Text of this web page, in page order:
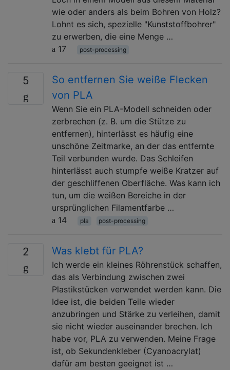
wie oder anders als beim Bohren von Holz?
Lohnt es sich, spezielle "Kunststoffbohrer"
zu erwerben, die eine Menge …
17
post-processing
5
So entfernen Sie weiße Flecken
von PLA
Wenn Sie ein PLA-Modell schneiden oder
zerbrechen (z. B. um die Stütze zu
entfernen), hinterlässt es häufig eine
unschöne Zeitmarke, an der das entfernte
Teil verbunden wurde. Das Schleifen
hinterlässt auch stumpfe weiße Kratzer auf
der geschliffenen Oberfläche. Was kann ich
tun, um die weißen Bereiche in der
ursprünglichen Filamentfarbe …
14
pla post-processing
2 Was klebt für PLA?
Ich werde ein kleines Röhrenstück schaffen,
das als Verbindung zwischen zwei
Plastikstücken verwendet werden kann. Die
Idee ist, die beiden Teile wieder
anzubringen und Stärke zu verleihen, damit
sie nicht wieder auseinander brechen. Ich
habe vor, PLA zu verwenden. Meine Frage
ist, ob Sekundenkleber (Cyanoacrylat)
dafür am besten geeignet ist …